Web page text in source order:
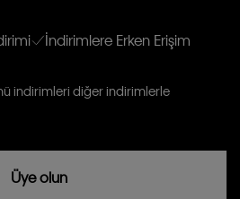
almak için Açık Onay
veriyorum.
kabul ediyorum.
verilerimin yurtdışına aktarılmasına açık
İndirimlere Erken Erişim
indirimleri diğer indirimlerle
Üye olun